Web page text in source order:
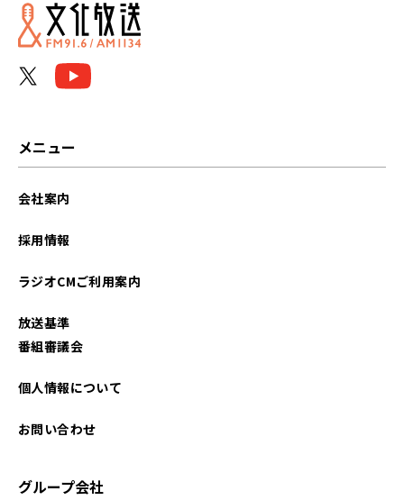
メニュー
会社案内
採用情報
ラジオCMご利用案内
放送基準
番組審議会
個人情報について
お問い合わせ
グループ会社